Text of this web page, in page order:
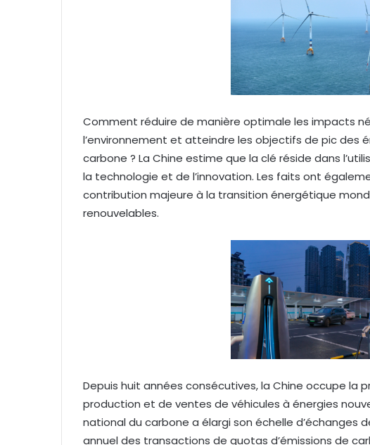
Comment réduire de manière optimale les impacts
l’environnement et atteindre les objectifs de pic des
carbone ? La Chine estime que la clé réside dans
la technologie et de l’innovation. Les faits ont
contribution majeure à la transition énergétique
renouvelables.
Depuis huit années consécutives, la Chine occupe la
production et de ventes de véhicules à énergies
national du carbone a élargi son échelle d’échanges
annuel des transactions de quotas d’émissions de